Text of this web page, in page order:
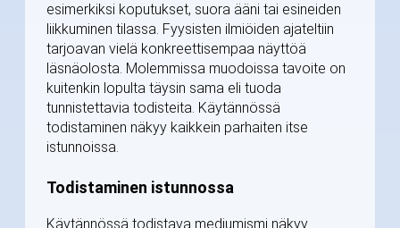
esimerkiksi koputukset, suora ääni tai esineiden
liikkuminen tilassa. Fyysisten ilmiöiden ajateltiin
tarjoavan vielä konkreettisempaa näyttöä
läsnäolosta. Molemmissa muodoissa tavoite on
kuitenkin lopulta täysin sama eli tuoda
tunnistettavia todisteita. Käytännössä
todistaminen näkyy kaikkein parhaiten itse
istunnoissa.
Todistaminen istunnossa
Käytännössä todistava mediumismi näkyy